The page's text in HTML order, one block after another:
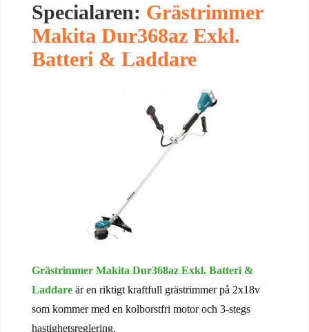
Specialaren: Grästrimmer
Makita Dur368az Exkl.
Batteri & Laddare
Grästrimmer Makita Dur368az Exkl. Batteri &
Laddare är en riktigt kraftfull grästrimmer på 2x18v
som kommer med en kolborstfri motor och 3-stegs
hastighetsreglering.